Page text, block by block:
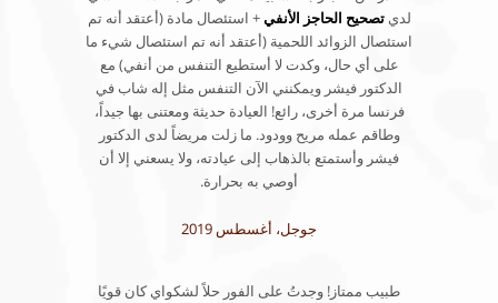
لديتصحيح الحاجز الأنفي+ استئصال مادة (أعتقد أنه تم
استئصال الزوائد اللحمية (أعتقد أنه تم استئصال شيء ما
على أي حال، وكدت لا أستطيع التنفس من أنفي) مع
الدكتور فيشر ويمكنني الآن التنفس مثل إله شاب في
فرنسا مرة أخرى، رائع! العيادة حديثة ومعتنى بها جيداً،
وطاقم عمله مريح وودود. ما زلت مريضاً لدى الدكتور
فيشر وأستمتع بالذهاب إلى عيادته، ولا يسعني إلا أن
أوصي به بحرارة.
جوجل، أغسطس 2019
طبيب ممتاز! وجدتُ على الفور حلاً لشكواي كان قويًا